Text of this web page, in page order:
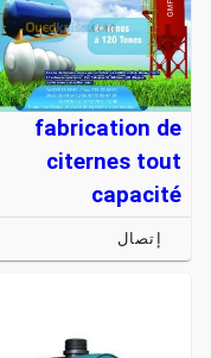
fabrication de
citernes tout
capacité
إتصال